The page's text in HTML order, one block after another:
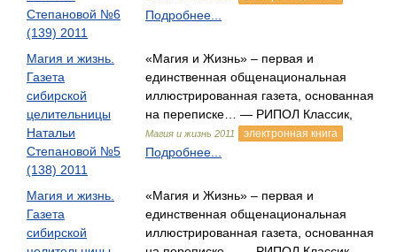
Степановой №6
(139) 2011
Подробнее...
Магия и жизнь.
Газета
сибирской
целительницы
Натальи
Степановой №5
(138) 2011
«Магия и Жизнь» – первая и
единственная общенациональная
иллюстрированная газета, основанная
на переписке… — РИПОЛ Классик,
Магия и жизнь 2011 электронная книга
Подробнее...
Магия и жизнь.
Газета
сибирской
«Магия и Жизнь» – первая и
единственная общенациональная
иллюстрированная газета, основанная